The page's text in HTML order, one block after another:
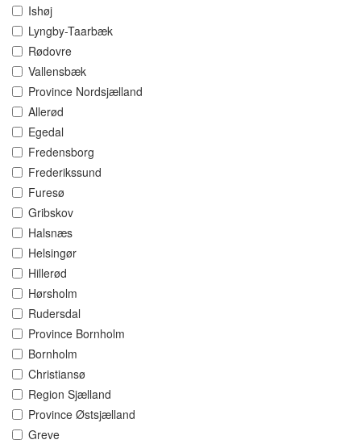
Ishøj
Lyngby-Taarbæk
Rødovre
Vallensbæk
Province Nordsjælland
Allerød
Egedal
Fredensborg
Frederikssund
Furesø
Gribskov
Halsnæs
Helsingør
Hillerød
Hørsholm
Rudersdal
Province Bornholm
Bornholm
Christiansø
Region Sjælland
Province Østsjælland
Greve